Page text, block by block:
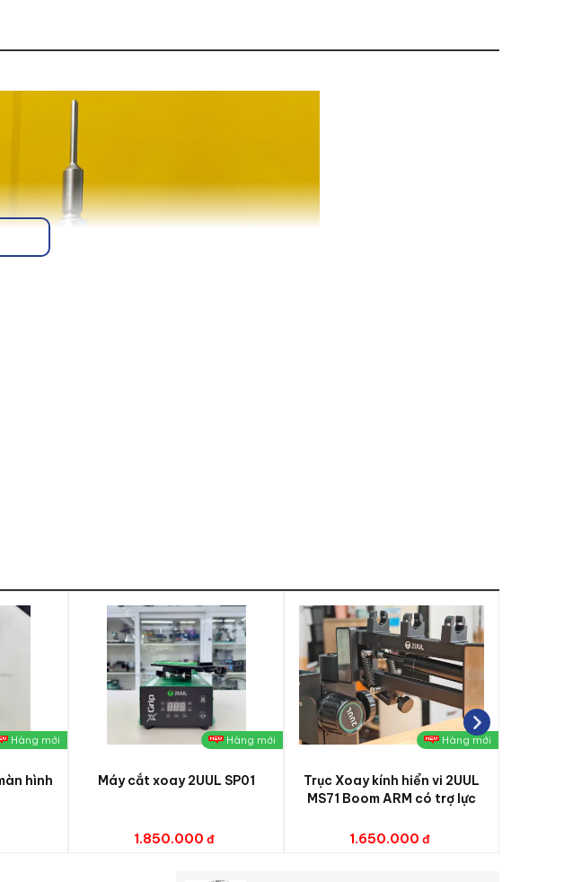
Hàng mới
hình
Hàng mới
Máy cắt xoay 2UUL SP01
1.850.000
Hàng mới
Trục Xoay kính hiển vi 2UUL
MS71 Boom ARM có trợ lực
1.650.000